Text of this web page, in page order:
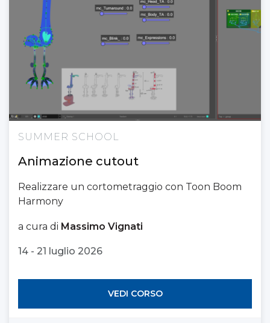
SUMMER SCHOOL
Animazione cutout
Realizzare un cortometraggio con Toon Boom
Harmony
a cura di Massimo Vignati
14 - 21 luglio 2026
VEDI CORSO